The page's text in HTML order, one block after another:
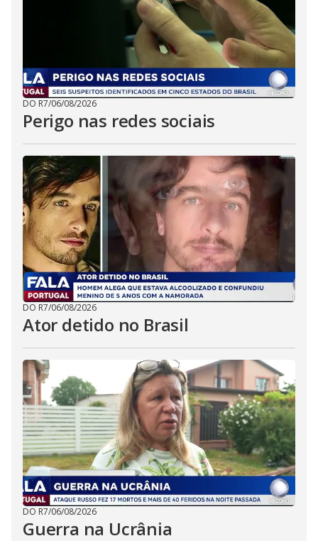
DO R7/06/08/2026
Perigo nas redes sociais
DO R7/06/08/2026
Ator detido no Brasil
DO R7/06/08/2026
Guerra na Ucrânia